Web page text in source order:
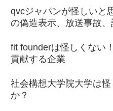
qvcジャパンが怪しいと
の偽造表示、放送事故
fit founderは怪しくない
貢献する企業
社会構想大学院大学は
か？